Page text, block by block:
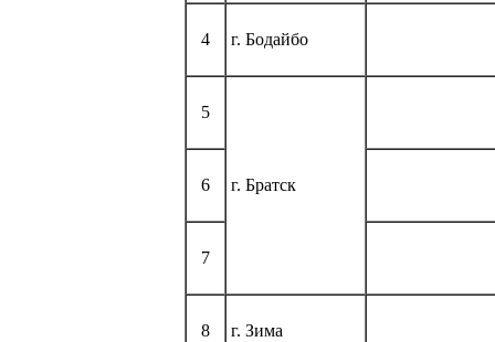
4 г. Бодайбо
5
г. Братск
6
7
8 г. Зима